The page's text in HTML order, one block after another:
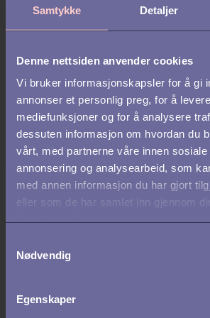
Samtykke Detaljer
Denne nettsiden anvender cookies
Vi bruker informasjonskapsler for å gi
annonser et personlig preg, for å
mediefunksjoner og for å analysere
dessuten informasjon om hvordan du
vårt, med partnerne våre innen sosiale
annonsering og analysearbeid, som
med annen informasjon du har gjort
eller som de har samlet inn gjennom
Nødvendig
Egenskaper
REKRUTTERING /
Slik hever du kvaliteten